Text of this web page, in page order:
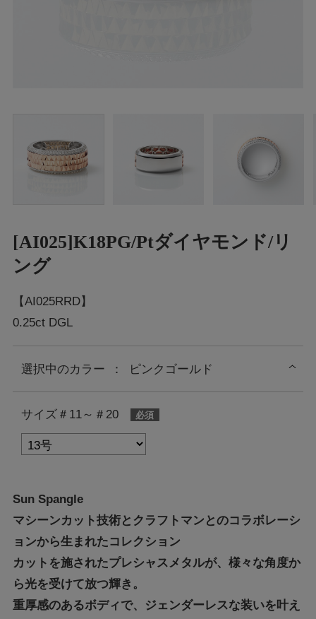
[AI025]K18PG/Ptダイヤモンド/リ
ング
【AI025RRD】
0.25ct DGL
選択中のカラー ： ピンクゴールド
サイズ＃11～＃20
Sun Spangle
マシーンカット技術とクラフトマンとのコラボレーシ
ョンから生まれたコレクション
カットを施されたプレシャスメタルが、様々な角度か
ら光を受けて放つ輝き。
重厚感のあるボディで、ジェンダーレスな装いを叶え